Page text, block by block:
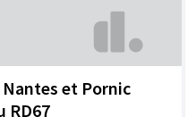
Nantes et Pornic
RD67